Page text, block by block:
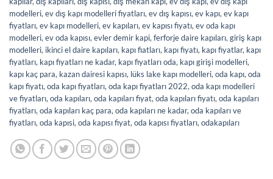
modelleri, ev dış kapı modelleri fiyatları, ev dış kapısı, ev kapı, ev kapı
fiyatları, ev kapı modelleri, ev kapıları, ev kapısı fiyatı, ev oda kapı
modelleri, ev oda kapısı, evler demir kapi, ferforje daire kapıları, giriş kapı
modelleri, ikinci el daire kapıları, kapı fiatları, kapı fiyatı, kapı fiyatlar, kapı
fiyatları, kapı fiyatları ne kadar, kapı fiyatları oda, kapı girişi modelleri,
kapı kaç para, kazan dairesi kapısı, lüks lake kapı modelleri, oda kapı, oda
kapı fiyatı, oda kapı fiyatları, oda kapı fiyatları 2022, oda kapı modelleri
ve fiyatları, oda kapıları, oda kapıları fiyat, oda kapıları fiyatı, oda kapıları
fiyatları, oda kapıları kaç para, oda kapıları ne kadar, oda kapıları ve
fiyatları, oda kapısi, oda kapısı fiyat, oda kapısı fiyatları, odakapıları